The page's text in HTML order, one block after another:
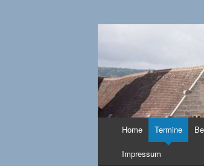
CSU in
springen
Home Termine
Impressum